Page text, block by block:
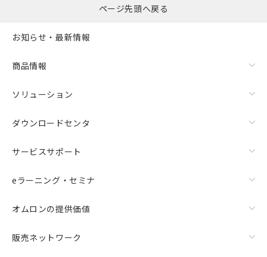
ページ先頭へ戻る
お知らせ・最新情報
商品情報
ソリューション
ダウンロードセンタ
サービスサポート
eラーニング・セミナ
オムロンの提供価値
販売ネットワーク